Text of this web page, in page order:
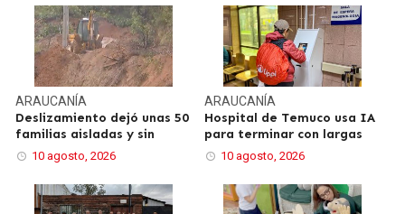
ARAUCANÍA
Deslizamiento dejó unas 50
familias aisladas y sin
10 agosto, 2026
ARAUCANÍA
Hospital de Temuco usa IA
para terminar con largas
10 agosto, 2026